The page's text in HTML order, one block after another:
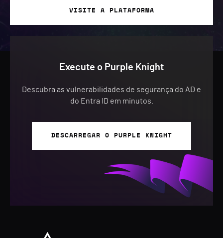
VISITE A PLATAFORMA
Execute o Purple Knight
Descubra as vulnerabilidades de segurança do AD e
do Entra ID em minutos.
DESCARREGAR O PURPLE KNIGHT